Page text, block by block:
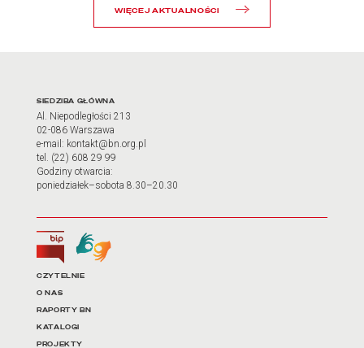
WIĘCEJ AKTUALNOŚCI
Adres oraz godziny
SIEDZIBA GŁÓWNA
Al. Niepodległości 213
02-086 Warszawa
e-mail: kontakt@bn.org.pl
tel. (22) 608 29 99
Godziny otwarcia:
poniedziałek–sobota 8.30–20.30
Biuletyn Informacji Publicznej
Tłumacz języka migowego
Linki do najważniejszych
CZYTELNIE
O NAS
RAPORTY BN
KATALOGI
PROJEKTY